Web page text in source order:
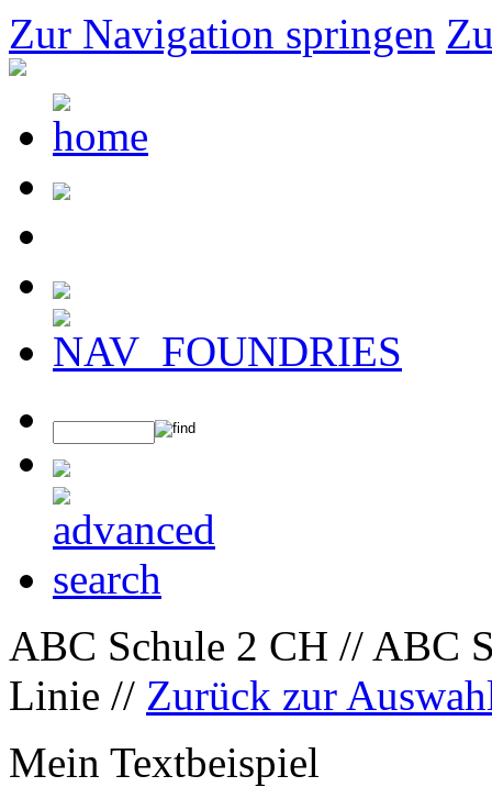
Zur Navigation springen
ABC Schule 2 CH // ABC
Linie // Zurück zur
Mein Textbeispiel